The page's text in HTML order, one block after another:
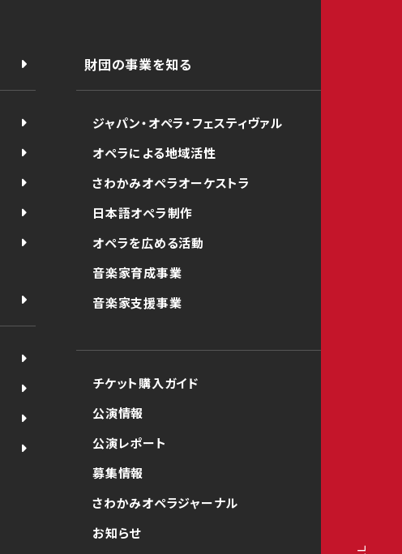
財団の事業を知る
ジャパン・オペラ・フェスティヴァル
オペラによる地域活性
さわかみオペラオーケストラ
日本語オペラ制作
オペラを広める活動
音楽家育成事業
音楽家支援事業
チケット購入ガイド
公演情報
公演レポート
募集情報
さわかみオペラジャーナル
お知らせ